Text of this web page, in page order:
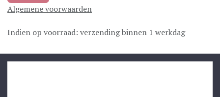
Algemene voorwaarden
Indien op voorraad: verzending binnen 1 werkdag